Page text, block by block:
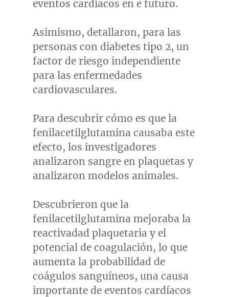
eventos cardíacos en e futuro.
Asimismo, detallaron, para las
personas con diabetes tipo 2, un
factor de riesgo independiente
para las enfermedades
cardiovasculares.
Para descubrir cómo es que la
fenilacetilglutamina causaba este
efecto, los investigadores
analizaron sangre en plaquetas y
analizaron modelos animales.
Descubrieron que la
fenilacetilglutamina mejoraba la
reactivadad plaquetaria y el
potencial de coagulación, lo que
aumenta la probabilidad de
coágulos sanguíneos, una causa
importante de eventos cardíacos